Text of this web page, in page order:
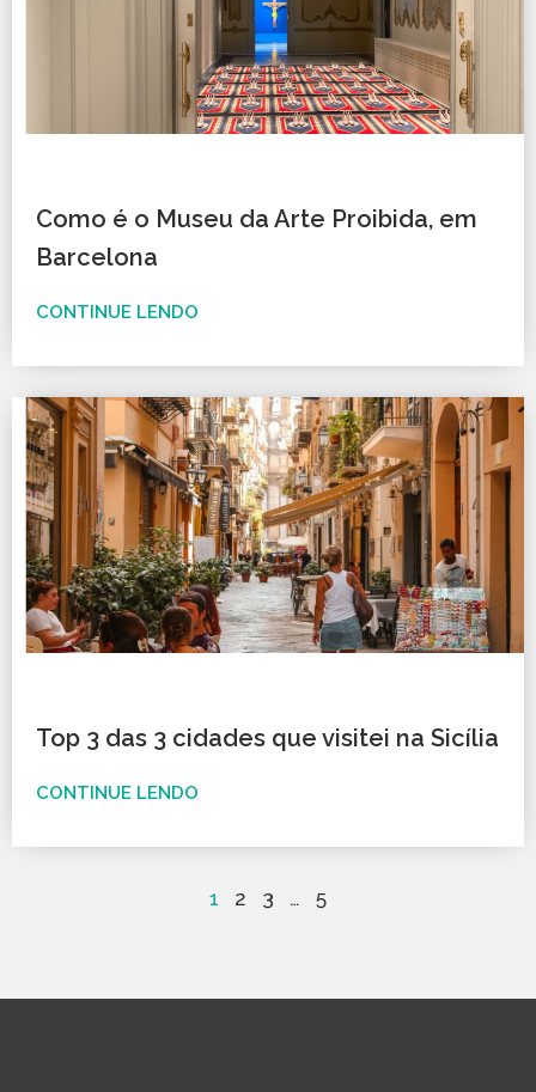
Como é o Museu da Arte Proibida, em
Barcelona
CONTINUE LENDO
Top 3 das 3 cidades que visitei na Sicília
CONTINUE LENDO
1 2 3 … 5